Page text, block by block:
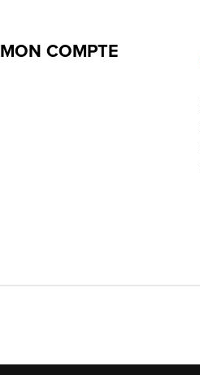
MON COMPTE